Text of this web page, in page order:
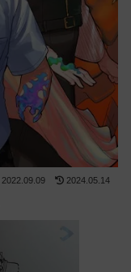
2022.09.09 2024.05.14